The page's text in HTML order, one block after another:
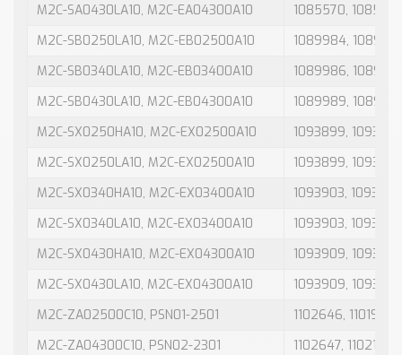
M2C-SA0430LA10, M2C-EA04300A10
1085570,
M2C-SB0250LA10, M2C-EB02500A10
1089984,
M2C-SB0340LA10, M2C-EB03400A10
1089986,
M2C-SB0430LA10, M2C-EB04300A10
1089989,
M2C-SX0250HA10, M2C-EX02500A10
1093899,
M2C-SX0250LA10, M2C-EX02500A10
1093899, 1093813
M2C-SX0340HA10, M2C-EX03400A10
1093903, 1093902
M2C-SX0340LA10, M2C-EX03400A10
1093903, 1093900
M2C-SX0430HA10, M2C-EX04300A10
1093909,
M2C-SX0430LA10, M2C-EX04300A10
1093909,
M2C-ZA02500C10, PSN01-2501
1102646, 1101921
M2C-ZA04300C10, PSN02-2301
1102647, 1102144